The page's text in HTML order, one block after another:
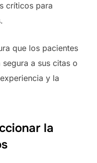
críticos para
que los pacientes
a sus citas o
y la
la